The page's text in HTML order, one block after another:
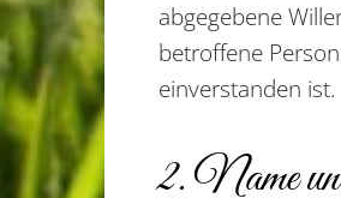
abgegebene
betroffene
einverstanden ist.
2. Name